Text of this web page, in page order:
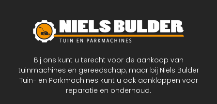
Bij ons kunt u terecht voor de aankoop van
tuinmachines en gereedschap, maar bij Niels Bulder
Tuin- en Parkmachines kunt u ook aankloppen voor
reparatie en onderhoud.